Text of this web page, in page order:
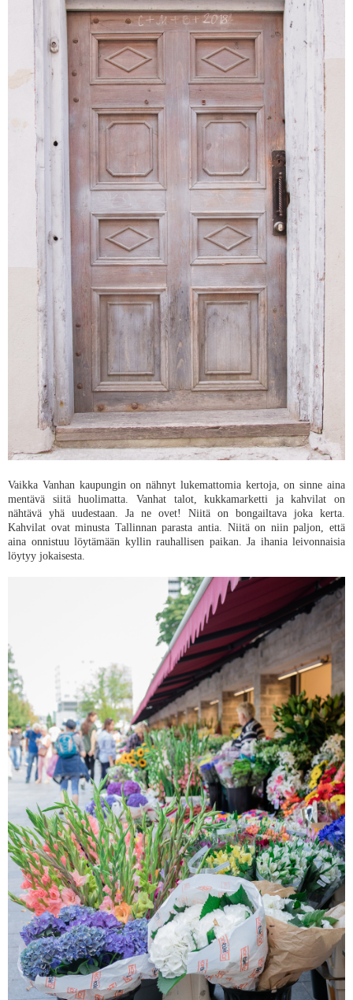
Vaikka Vanhan kaupungin on nähnyt lukemattomia kertoja, on sinne aina
mentävä siitä huolimatta. Vanhat talot, kukkamarketti ja kahvilat on
nähtävä yhä uudestaan. Ja ne ovet! Niitä on bongailtava joka kerta.
Kahvilat ovat minusta Tallinnan parasta antia. Niitä on niin paljon, että
aina onnistuu löytämään kyllin rauhallisen paikan. Ja ihania leivonnaisia
löytyy jokaisesta.